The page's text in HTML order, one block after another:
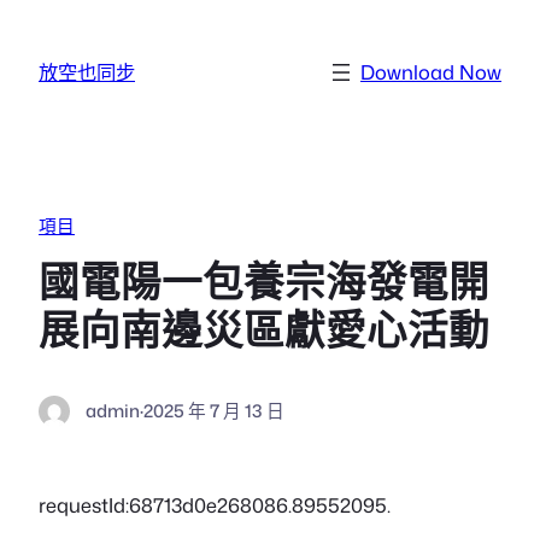
放空也同步 Download Now
項目
國電陽一包養宗海發電開
展向南邊災區獻愛心活動
admin·2025 年 7 月 13 日
requestId:68713d0e268086.89552095.